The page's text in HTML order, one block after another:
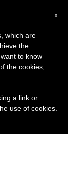
x
which are
the
to know
the cookies,
a link or
use of cookies.